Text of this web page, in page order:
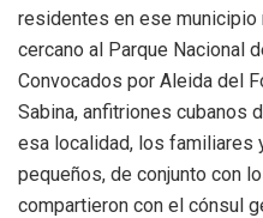
residentes en ese municipio
cercano al Parque Nacional
Convocados por Aleida del
Sabina, anfitriones cubanos
esa localidad, los familiares
pequeños, de conjunto con
compartieron con el cónsul